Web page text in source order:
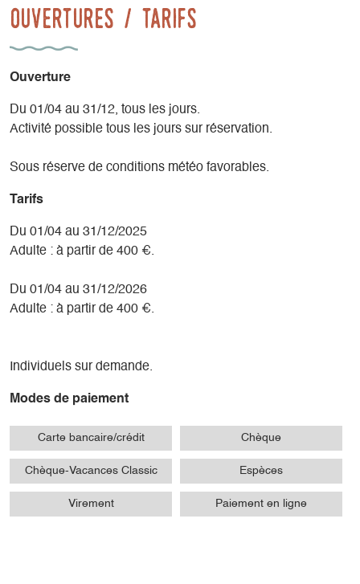
Ouvertures / tarifs
Ouverture
Du 01/04 au 31/12, tous les jours.
Activité possible tous les jours sur réservation.
Sous réserve de conditions météo favorables.
Tarifs
Du 01/04 au 31/12/2025
Adulte : à partir de 400 €.
Du 01/04 au 31/12/2026
Adulte : à partir de 400 €.
Individuels sur demande.
Modes de paiement
Carte bancaire/crédit Chèque
Chèque-Vacances Classic Espèces
Virement Paiement en ligne